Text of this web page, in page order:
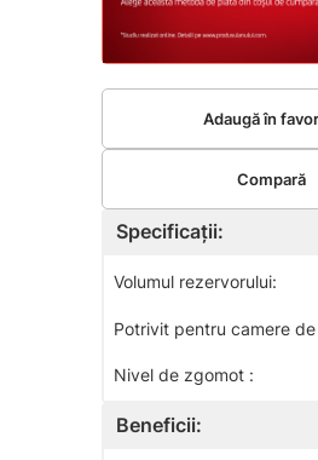
Specificații:
Volumul rezervorului:
Potrivit pentru camere
Nivel de zgomot :
Beneficii:
Adaugă în
Compară